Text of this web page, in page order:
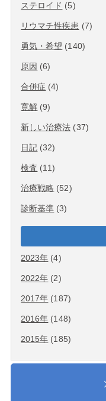
ステロイド (5)
リウマチ性疾患 (7)
勇気・希望 (140)
原因 (6)
合併症 (4)
寛解 (9)
新しい治療法 (37)
日記 (32)
検査 (11)
治療戦略 (52)
診断基準 (3)
2023年 (4)
2022年 (2)
2017年 (187)
2016年 (148)
2015年 (185)